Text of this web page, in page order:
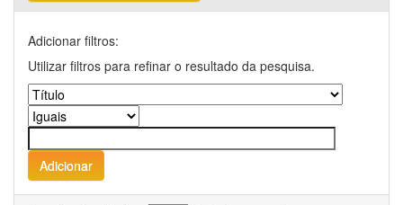
Adicionar filtros:
Utilizar filtros para refinar o resultado da pesquisa.